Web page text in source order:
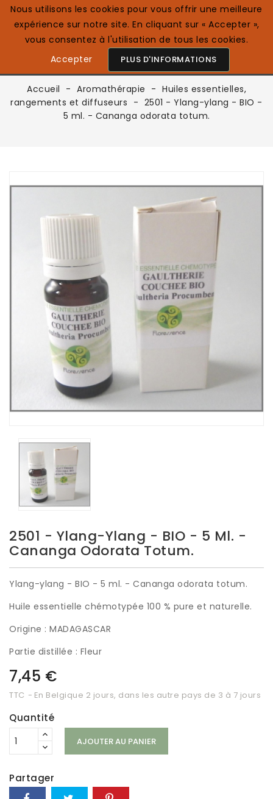
Nous utilisons les cookies pour vous offrir une meilleure
expérience sur notre site. En cliquant sur « Accepter »,
vous consentez à l'utilisation de tous les cookies.
Accepter
PLUS D'INFORMATIONS
Français  0
Accueil Aromathérapie
Huiles essentielles,
rangements et diffuseurs
2501 - Ylang-ylang - BIO -
5 ml. - Cananga odorata totum.
2501 - Ylang-Ylang - BIO - 5 Ml. -
Cananga Odorata Totum.
Ylang-ylang - BIO - 5 ml. - Cananga odorata totum.
Huile essentielle chémotypée 100 % pure et naturelle.
Origine : MADAGASCAR
Partie distillée : Fleur
7,45 €
TTC En Belgique 2 jours, dans les autre pays de 3 à 7 jours
Quantité
AJOUTER AU PANIER
Partager